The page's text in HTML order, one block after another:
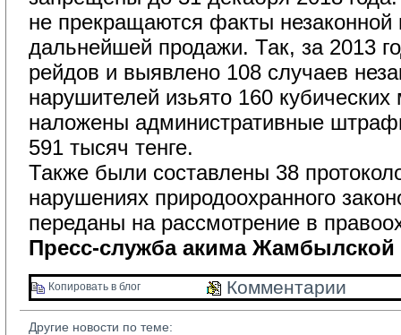
не прекращаются факты
дальнейшей продажи. Так, за 2013
рейдов и выявлено 108 случаев
нарушителей изьято 160
наложены административные
591 тысяч тенге.
Также были составлены 38
нарушениях природоохранного
переданы на рассмотрение в
Пресс-служба акима Жамбылской
Копировать в блог Комментарии
Другие новости по теме: